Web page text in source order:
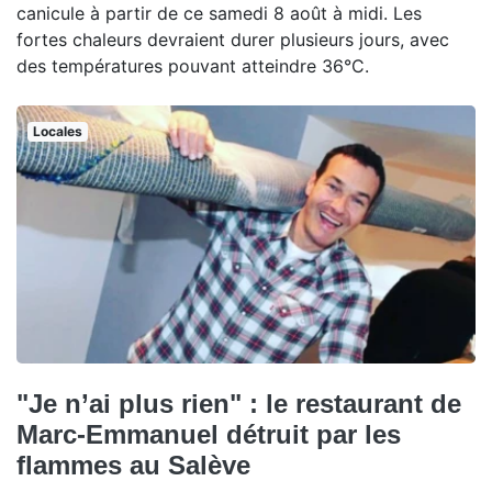
canicule à partir de ce samedi 8 août à midi. Les
fortes chaleurs devraient durer plusieurs jours, avec
des températures pouvant atteindre 36°C.
Locales
"Je n’ai plus rien" : le restaurant de
Marc-Emmanuel détruit par les
flammes au Salève